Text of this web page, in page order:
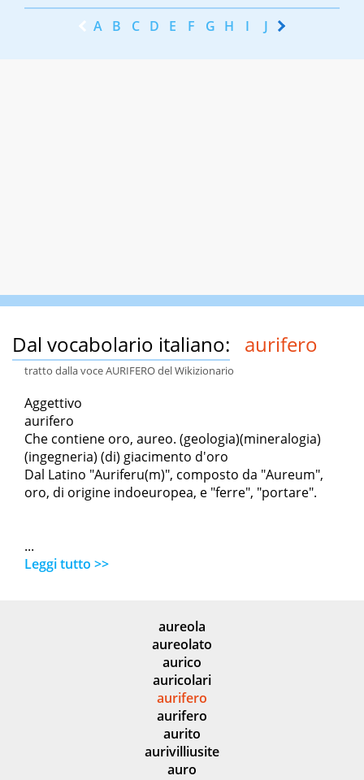
A B C D E F G H I J K
Dal vocabolario italiano: aurifero
tratto dalla voce AURIFERO del Wikizionario
Aggettivo
aurifero
Che contiene oro, aureo. (geologia)(mineralogia)
(ingegneria) (di) giacimento d'oro
Dal Latino "Auriferu(m)", composto da "Aureum",
oro, di origine indoeuropea, e "ferre", "portare".
...
Leggi tutto >>
aureola
aureolato
aurico
auricolari
aurifero
aurifero
aurito
aurivilliusite
auro